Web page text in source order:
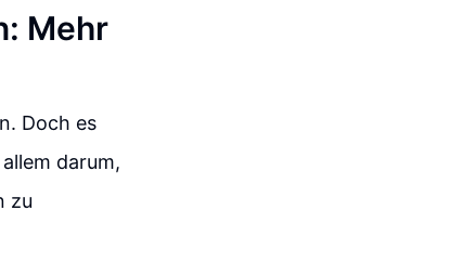
Mehr
Doch es
darum,
zu